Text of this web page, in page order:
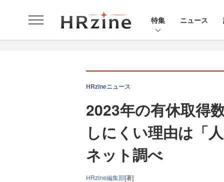
特集 ニュース
HRzineニュース
2023年の有休取得
しにくい理由は「
ネット調べ
HRzine編集部[著]